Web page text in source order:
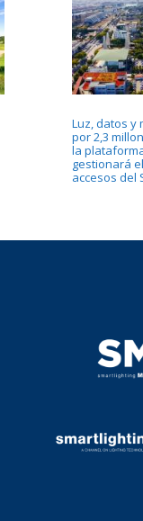
Luz, datos y
por 2,3
la
gestionará
accesos del